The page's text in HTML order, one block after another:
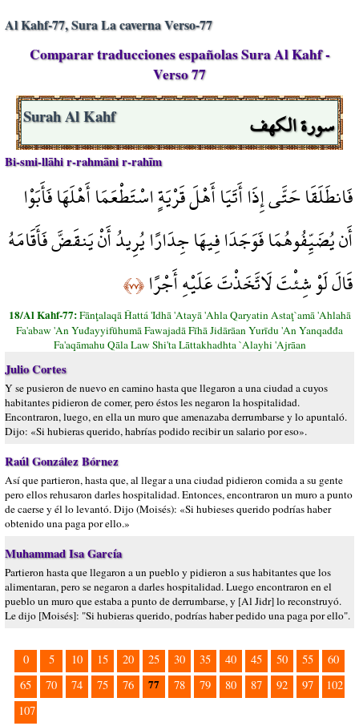
Al Kahf-77, Sura La caverna Verso-77
Comparar traducciones españolas Sura Al Kahf -
Verso 77
سورة الكهف Surah Al Kahf
Bi-smi-llāhi r-rahmāni r-rahīm
فَانطَلَقَا حَتَّى إِذَا أَتَيَا أَهْلَ قَرْيَةٍ اسْتَطْعَمَا أَهْلَهَا فَأَبَوْا
أَن يُضَيِّفُوهُمَا فَوَجَدَا فِيهَا جِدَارًا يُرِيدُ أَنْ يَنقَضَّ فَأَقَامَهُ
قَالَ لَوْ شِئْتَ لَاتَّخَذْتَ عَلَيْهِ أَجْرًا﴿٧٧﴾
18/Al Kahf-77:Fānţalaqā Ĥattá 'Idhā 'Atayā 'Ahla Qaryatin Astaţ`amā 'Ahlahā
Fa'abaw 'An Yuđayyifūhumā Fawajadā Fīhā Jidārāan Yurīdu 'An Yanqađđa
Fa'aqāmahu Qāla Law Shi'ta Lāttakhadhta `Alayhi 'Ajrāan
Julio Cortes
Y se pusieron de nuevo en camino hasta que llegaron a una ciudad a cuyos
habitantes pidieron de comer, pero éstos les negaron la hospitalidad.
Encontraron, luego, en ella un muro que amenazaba derrumbarse y lo apuntaló.
Dijo: «Si hubieras querido, habrías podido recibir un salario por eso».
Raúl González Bórnez
Así que partieron, hasta que, al llegar a una ciudad pidieron comida a su gente
pero ellos rehusaron darles hospitalidad. Entonces, encontraron un muro a punto
de caerse y él lo levantó. Dijo (Moisés): «Si hubieses querido podrías haber
obtenido una paga por ello.»
Muhammad Isa García
Partieron hasta que llegaron a un pueblo y pidieron a sus habitantes que los
alimentaran, pero se negaron a darles hospitalidad. Luego encontraron en el
pueblo un muro que estaba a punto de derrumbarse, y [Al Jidr] lo reconstruyó.
Le dijo [Moisés]: "Si hubieras querido, podrías haber pedido una paga por ello".
0 5 10 15 20 25 30 35 40 45 50 55
60
65
70 74 75 76 77 78 79 80 87 92 97
102
107